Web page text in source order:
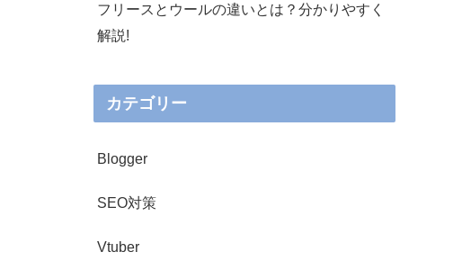
フリースとウールの違いとは？分かりやすく
解説!
カテゴリー
Blogger
SEO対策
Vtuber